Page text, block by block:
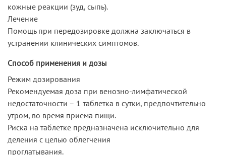
кожные реакции (зуд, сыпь).
Лечение
Помощь при передозировке должна заключаться в
устранении клинических симптомов.
Способ применения и дозы
Режим дозирования
Рекомендуемая доза при венозно-лимфатической
недостаточности – 1 таблетка в сутки, предпочтительно
утром, во время приема пищи.
Риска на таблетке предназначена исключительно для
деления с целью облегчения
проглатывания.